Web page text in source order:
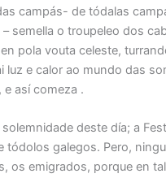
campás- de tódalas
– semella o troupeleo dos
pola vouta celeste,
luz e calor ao mundo das
e así comeza .
deste día; a
tódolos galegos. Pero,
os emigrados, porque en